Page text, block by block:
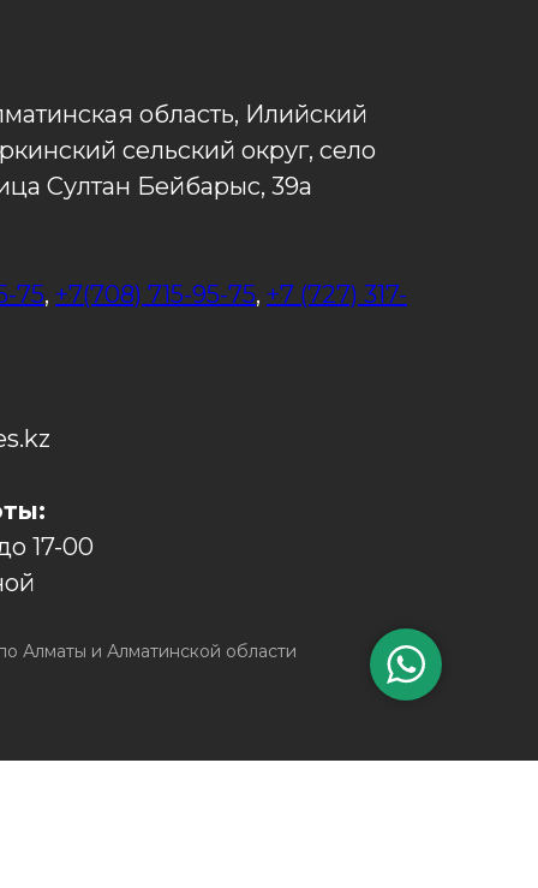
область, Илийский
сельский округ, село
Султан Бейбарыс, 39а
75, +7(708) 715-95-75, +7 (727) 317-
17-00
Алматы и Алматинской области